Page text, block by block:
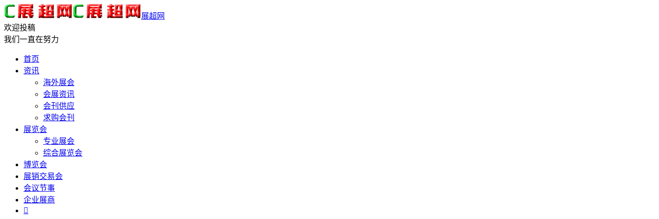
展超网
欢迎投稿
我们一直在努力
首页
资讯
海外展会
会展资讯
会刊供应
求购会刊
展览会
专业展会
综合展览会
博览会
展销交易会
会议节事
企业展商
